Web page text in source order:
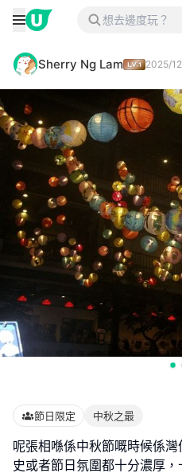
Sherry Ng Lam 2025/
節日限定 中秋之最
呢張相喺係中秋節嘅時候係